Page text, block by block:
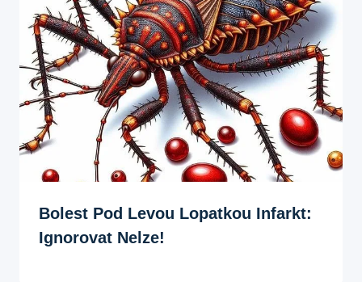
Bolest Pod Levou Lopatkou Infarkt:
Ignorovat Nelze!